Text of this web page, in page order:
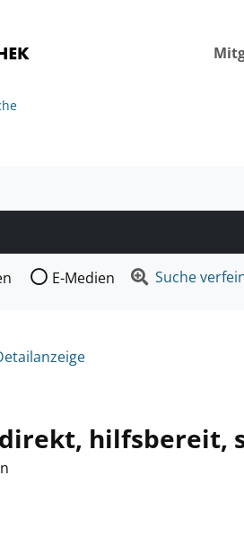
der Sie suchen wollen.
E-Medien Suche
hilfsbereit,